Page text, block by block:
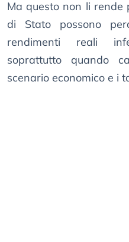
Ma questo non li rende
di Stato possono
rendimenti reali
soprattutto quando
scenario economico e i